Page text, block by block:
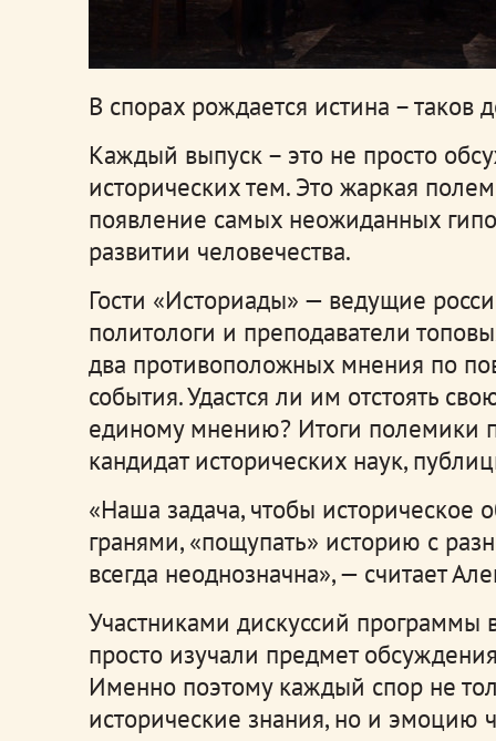
В спорах рождается истина –
Каждый выпуск – это не просто
исторических тем. Это жаркая
появление самых неожиданных
развитии человечества.
Гости «Историады» — ведущие
политологи и преподаватели
два противоположных мнения по
события. Удастся ли им отстоять
единому мнению? Итоги полемики
кандидат исторических наук,
«Наша задача, чтобы историческое
гранями, «пощупать» историю с
всегда неоднозначна», — считает
Участниками дискуссий программы
просто изучали предмет
Именно поэтому каждый спор не
исторические знания, но и эмоцию